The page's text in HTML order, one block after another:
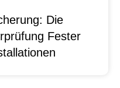
Die
Fester